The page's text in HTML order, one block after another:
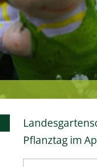
Pflanztag im